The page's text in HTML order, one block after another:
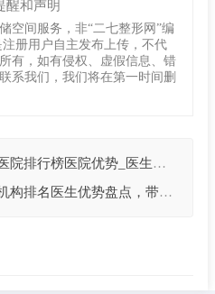
醒和声明
空间服务，非“二七整形网”编
册用户自主发布上传，不代
有，如有侵权、虚假信息、错
系我们，我们将在第一时间删
院排行榜医院优势_医生擅
构排名医生优势盘点，带近